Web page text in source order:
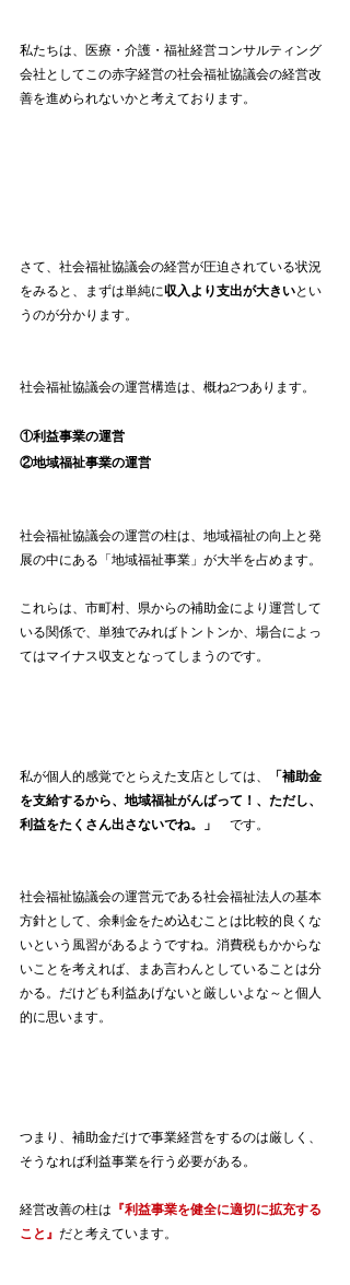
私たちは、医療・介護・福祉経営コンサルティング
会社としてこの赤字経営の社会福祉協議会の経営改
善を進められないかと考えております。
さて、社会福祉協議会の経営が圧迫されている状況
をみると、まずは単純に収入より支出が大きいとい
うのが分かります。
社会福祉協議会の運営構造は、概ね2つあります。
①利益事業の運営
②地域福祉事業の運営
社会福祉協議会の運営の柱は、地域福祉の向上と発
展の中にある「地域福祉事業」が大半を占めます。
これらは、市町村、県からの補助金により運営して
いる関係で、単独でみればトントンか、場合によっ
てはマイナス収支となってしまうのです。
私が個人的感覚でとらえた支店としては、
「補助金
を支給するから、地域福祉がんばって！、ただし、
利益をたくさん出さないでね。」
です。
社会福祉協議会の運営元である社会福祉法人の基本
方針として、余剰金をため込むことは比較的良くな
いという風習があるようですね。消費税もかからな
いことを考えれば、まあ言わんとしていることは分
かる。だけども利益あげないと厳しいよな～と個人
的に思います。
つまり、補助金だけで事業経営をするのは厳しく、
そうなれば利益事業を行う必要がある。
経営改善の柱は 『利益事業を健全に適切に拡充する
こと』 だと考えています。